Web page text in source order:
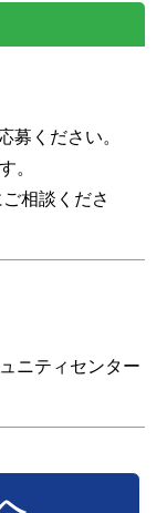
募ください。
。
相談くださ
ニティセンター